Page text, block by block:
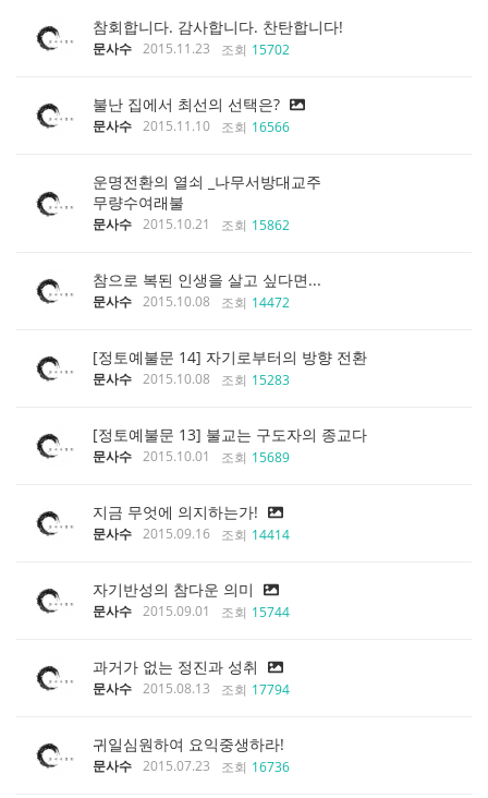
참회합니다. 감사합니다. 찬탄합니다!
문사수 2015.11.23 조회 15702
불난 집에서 최선의 선택은?
문사수 2015.11.10 조회 16566
운명전환의 열쇠 _나무서방대교주
무량수여래불
문사수 2015.10.21 조회 15862
참으로 복된 인생을 살고 싶다면...
문사수 2015.10.08 조회 14472
[정토예불문 14] 자기로부터의 방향 전환
문사수 2015.10.08 조회 15283
[정토예불문 13] 불교는 구도자의 종교다
문사수 2015.10.01 조회 15689
지금 무엇에 의지하는가!
문사수 2015.09.16 조회 14414
자기반성의 참다운 의미
문사수 2015.09.01 조회 15744
과거가 없는 정진과 성취
문사수 2015.08.13 조회 17794
귀일심원하여 요익중생하라!
문사수 2015.07.23 조회 16736